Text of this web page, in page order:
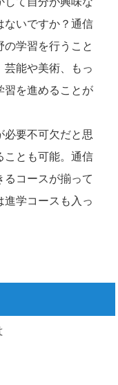
ないですか？通信
学習を行うこと
芸能や美術、もっ
習を進めることが
必要不可欠だと思
ことも可能。通信
るコースが揃って
進学コースも入っ